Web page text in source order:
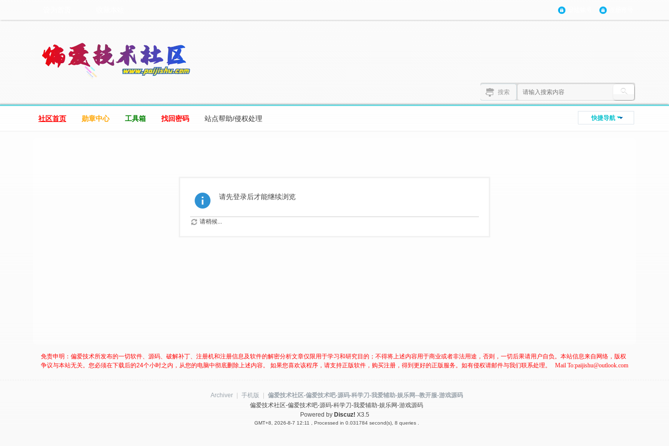
搜索
快捷导航
社区首页 勋章中心 工具箱 找回密码 站点帮助/侵权处理
请先登录后才能继续浏览
请稍候...
免责申明：偏爱技术所发布的一切软件、源码、破解补丁、注册机和注册信息及软件的解密分析文章仅限用于学习和研究目的；不得将上述内容用于商业或者非法用途，否则，一切后果请用户自负。本站信息来自网络，版权
争议与本站无关。您必须在下载后的24个小时之内，从您的电脑中彻底删除上述内容。 如果您喜欢该程序，请支持正版软件，购买注册，得到更好的正版服务。如有侵权请邮件与我们联系处理。
Mail To:paijishu@outlook.com
Archiver 手机版
偏爱技术社区-偏爱技术吧-源码-科学刀-我爱辅助-娱乐网--教开服-游戏源码
偏爱技术社区-偏爱技术吧-源码-科学刀-我爱辅助-娱乐网-游戏源码
Powered by Discuz! X3.5
GMT+8, 2026-8-7 12:11 , Processed in 0.031784 second(s), 8 queries .